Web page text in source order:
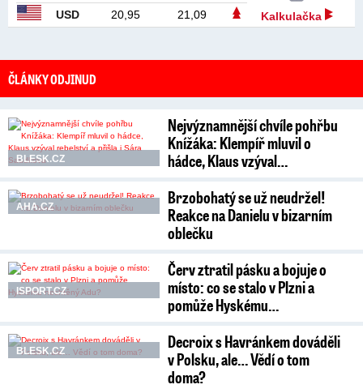
USD
20,95 21,09 Kalkulačka
ČLÁNKY ODJINUD
BLESK.CZ
Nejvýznamnější chvíle pohřbu
Knížáka: Klempíř mluvil o
hádce, Klaus vzýval…
AHA.CZ
Brzobohatý se už neudržel!
Reakce na Danielu v bizarním
oblečku
ISPORT.CZ
Červ ztratil pásku a bojuje o
místo: co se stalo v Plzni a
pomůže Hyskému…
BLESK.CZ
Decroix s Havránkem dováděli
v Polsku, ale… Vědí o tom
doma?